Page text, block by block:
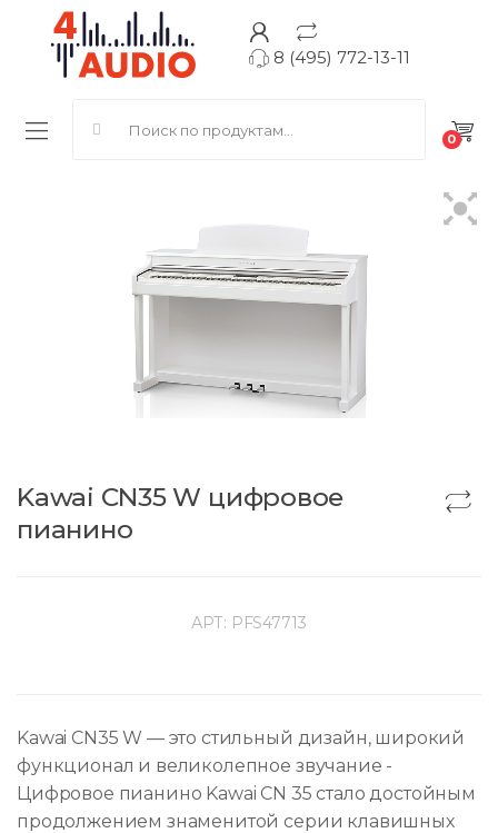
8 (495) 772-13-11
0
Kawai CN35 W цифровое
пианино
АРТ: PFS47713
Kawai CN35 W — это стильный дизайн, широкий
функционал и великолепное звучание -
Цифровое пианино Kawai CN 35 стало достойным
продолжением знаменитой серии клавишных